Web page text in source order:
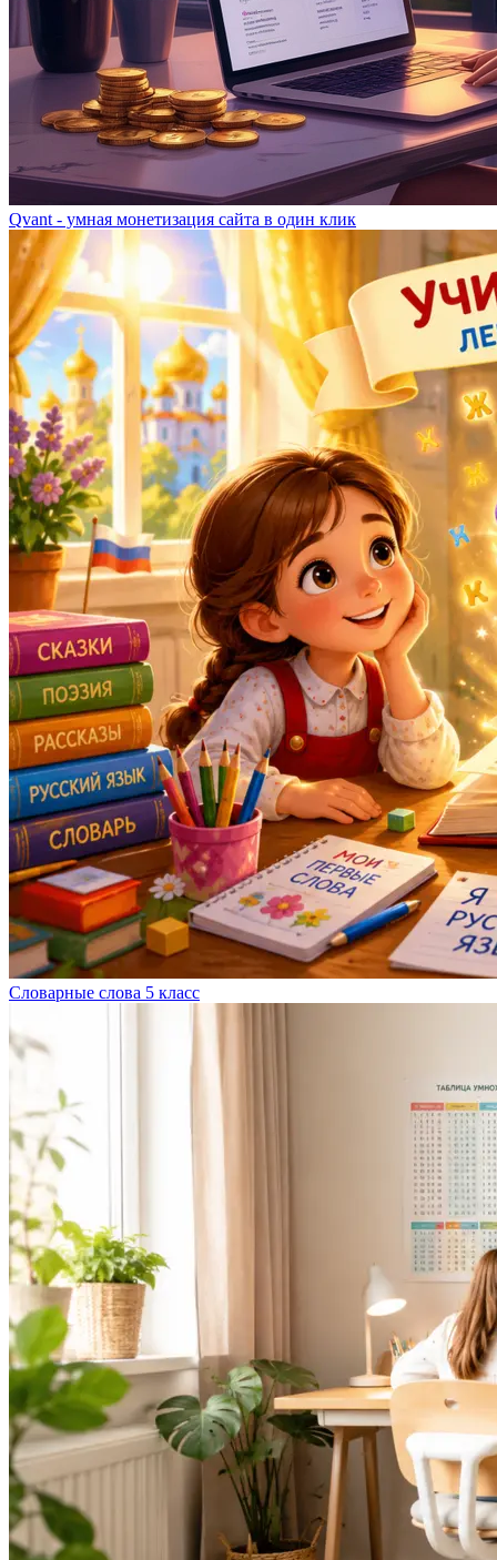
Qvant - умная монетизация сайта в один клик
Словарные слова 5 класс